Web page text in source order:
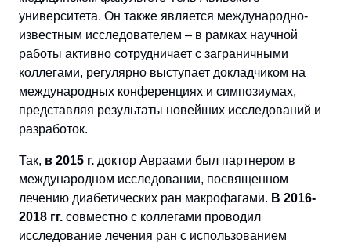
университета. Он также является международно-
известным исследователем – в рамках научной
работы активно сотрудничает с заграничными
коллегами, регулярно выступает докладчиком на
международных конференциях и симпозиумах,
представляя результаты новейших исследований и
разработок.
Так, в 2015 г. доктор Авраами был партнером в
международном исследовании, посвященном
лечению диабетических ран макрофагами. В 2016-
2018 гг. совместно с коллегами проводил
исследование лечения ран с использованием